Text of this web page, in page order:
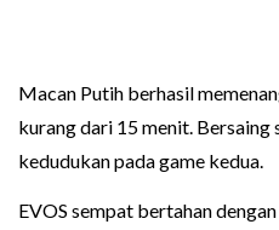
Macan Putih berhasil
kurang dari 15 menit.
kedudukan pada game kedua.
EVOS sempat bertahan